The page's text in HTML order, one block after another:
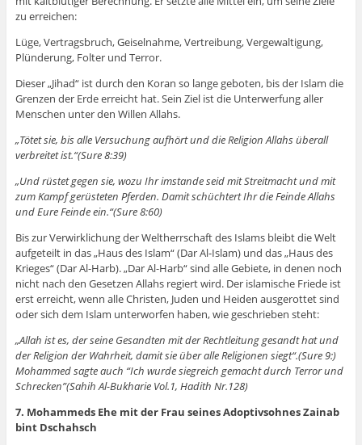
zu erreichen:
Lüge, Vertragsbruch, Geiselnahme, Vertreibung, Vergewaltigung,
Plünderung, Folter und Terror.
Dieser „Jihad“ ist durch den Koran so lange geboten, bis der Islam die
Grenzen der Erde erreicht hat. Sein Ziel ist die Unterwerfung aller
Menschen unter den Willen Allahs.
„Tötet sie, bis alle Versuchung aufhört und die Religion Allahs überall
verbreitet ist.“(Sure 8:39)
„Und rüstet gegen sie, wozu Ihr imstande seid mit Streitmacht und mit
zum Kampf gerüsteten Pferden. Damit schüchtert Ihr die Feinde Allahs
und Eure Feinde ein.“(Sure 8:60)
Bis zur Verwirklichung der Weltherrschaft des Islams bleibt die Welt
aufgeteilt in das „Haus des Islam“ (Dar Al-Islam) und das „Haus des
Krieges“ (Dar Al-Harb). „Dar Al-Harb“ sind alle Gebiete, in denen noch
nicht nach den Gesetzen Allahs regiert wird. Der islamische Friede ist
erst erreicht, wenn alle Christen, Juden und Heiden ausgerottet sind
oder sich dem Islam unterworfen haben, wie geschrieben steht:
„Allah ist es, der seine Gesandten mit der Rechtleitung gesandt hat und
der Religion der Wahrheit, damit sie über alle Religionen siegt“.(Sure 9:)
Mohammed sagte auch “Ich wurde siegreich gemacht durch Terror und
Schrecken”(Sahih Al-Bukharie Vol.1, Hadith Nr.128)
7. Mohammeds Ehe mit der Frau seines Adoptivsohnes Zainab
bint Dschahsch